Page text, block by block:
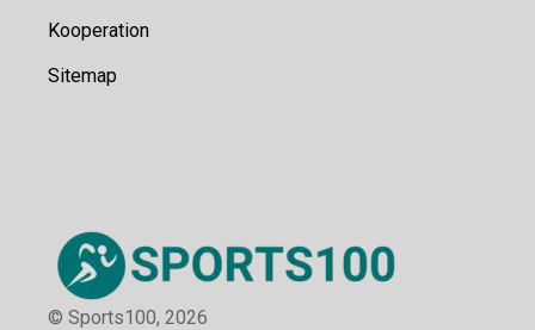
Kooperation
Sitemap
© Sports100, 2026